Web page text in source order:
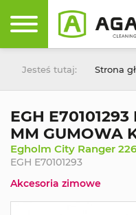
Jesteś tutaj: Strona
EGH
MM GUMOWA
Egholm City Ranger
EGH E70101293
Akcesoria zimowe